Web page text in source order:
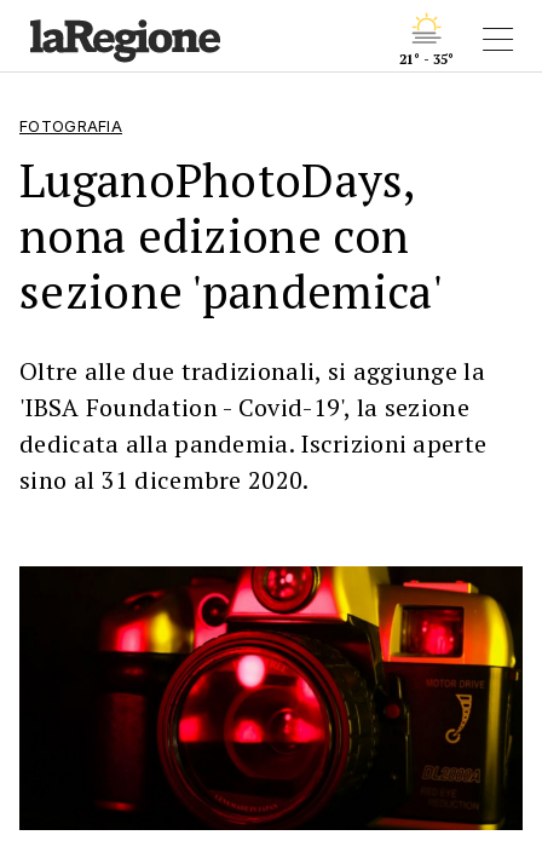
21° - 35°
FOTOGRAFIA
LuganoPhotoDays,
nona edizione con
sezione 'pandemica'
Oltre alle due tradizionali, si aggiunge la
'IBSA Foundation - Covid-19', la sezione
dedicata alla pandemia. Iscrizioni aperte
sino al 31 dicembre 2020.